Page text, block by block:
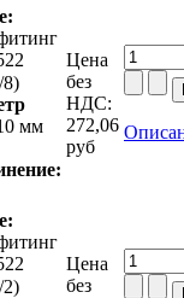
мм
Цена
без
НДС:
272,06
руб
Цена
без